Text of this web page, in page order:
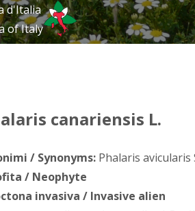
d'Italia
of Italy
canariensis L.
/ Synonyms: Phalaris avicularis
/ Neophyte
invasiva / Invasive alien